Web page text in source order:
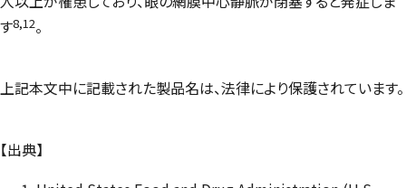
す8,12。
上記本文中に記載された製品名は、法律により保護されています。
【出典】